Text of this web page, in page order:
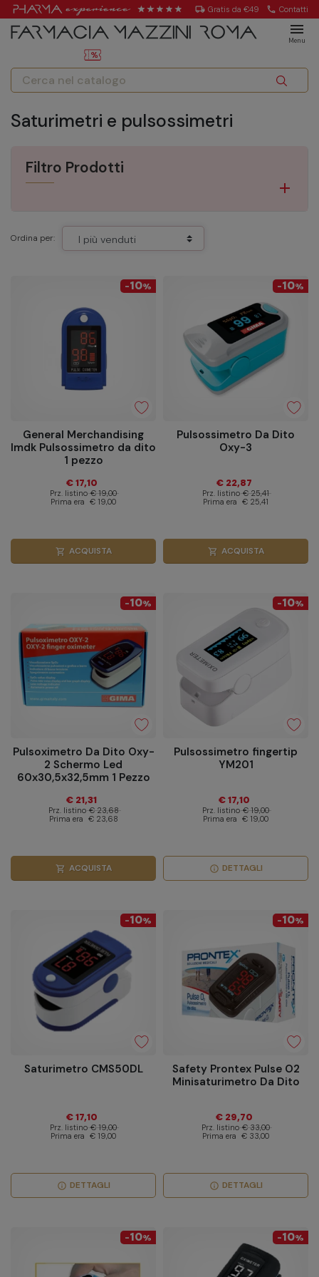
local_shipping Gratis da €49 call Contatti
menu
Menu
Saturimetri e pulsossimetri
Filtro Prodotti
Ordina per:
-10%
General Merchandising
Imdk Pulsossimetro da dito
1 pezzo
€ 17,10
Prz. listino € 19,00
Prima era € 19,00
shopping_cart ACQUISTA
-10%
Pulsossimetro Da Dito
Oxy-3
€ 22,87
Prz. listino € 25,41
Prima era € 25,41
shopping_cart ACQUISTA
-10%
Pulsoximetro Da Dito Oxy-
2 Schermo Led
60x30,5x32,5mm 1 Pezzo
€ 21,31
Prz. listino € 23,68
Prima era € 23,68
shopping_cart ACQUISTA
-10%
Pulsossimetro fingertip
YM201
€ 17,10
Prz. listino € 19,00
Prima era € 19,00
info DETTAGLI
-10%
Saturimetro CMS50DL
€ 17,10
Prz. listino € 19,00
Prima era € 19,00
info DETTAGLI
-10%
Safety Prontex Pulse O2
Minisaturimetro Da Dito
€ 29,70
Prz. listino € 33,00
Prima era € 33,00
info DETTAGLI
-10% -10%